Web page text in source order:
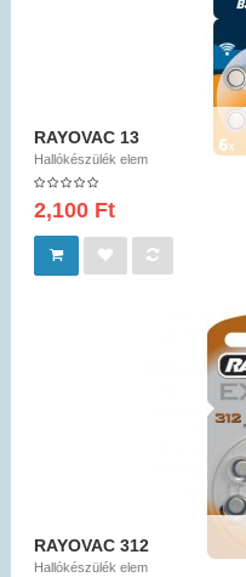
RAYOVAC 13
Hallókészülék elem
2,100 Ft
RAYOVAC 312
Hallókészülék elem